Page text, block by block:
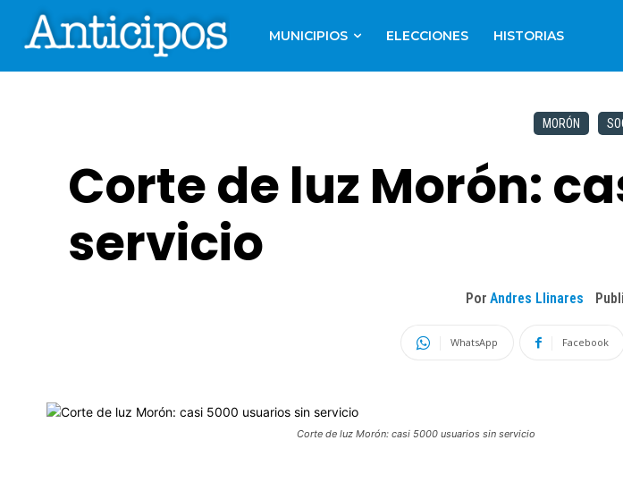
MUNICIPIOS ELECCIONES HISTORIAS
MORÓN
Corte de luz Morón:
servicio
Por Andres Llinares
WhatsApp Facebook
Corte de luz Morón: casi 5000 usuarios sin servicio